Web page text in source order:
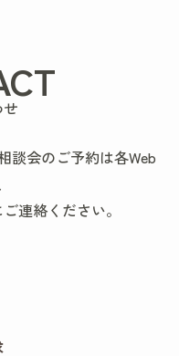
談会のご予約は各Web
連絡ください。